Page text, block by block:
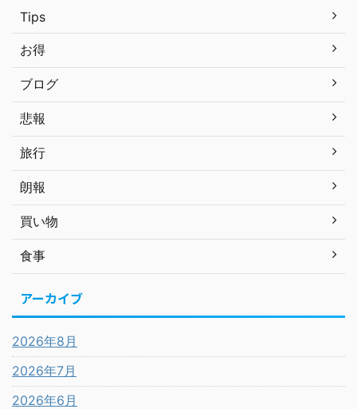
Tips
お得
ブログ
悲報
旅行
朗報
買い物
食事
アーカイブ
2026年8月
2026年7月
2026年6月